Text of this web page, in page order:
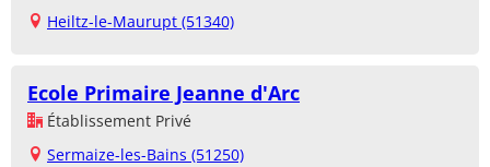
Heiltz-le-Maurupt (51340)
Ecole Primaire Jeanne d'Arc
Établissement Privé
Sermaize-les-Bains (51250)